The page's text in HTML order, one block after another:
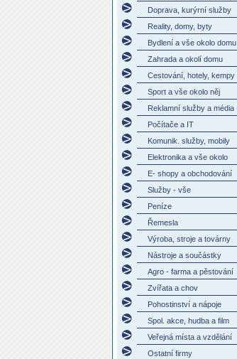
Doprava, kurýrní služby
Reality, domy, byty
Bydlení a vše okolo domu
Zahrada a okolí domu
Cestování, hotely, kempy
Sport a vše okolo něj
Reklamní služby a média
Počítače a IT
Komunik. služby, mobily
Elektronika a vše okolo
E- shopy a obchodování
Služby - vše
Peníze
Řemesla
Výroba, stroje a továrny
Nástroje a součástky
Agro - farma a pěstování
Zvířata a chov
Pohostinství a nápoje
Spol. akce, hudba a film
Veřejná místa a vzdělání
Ostatní firmy